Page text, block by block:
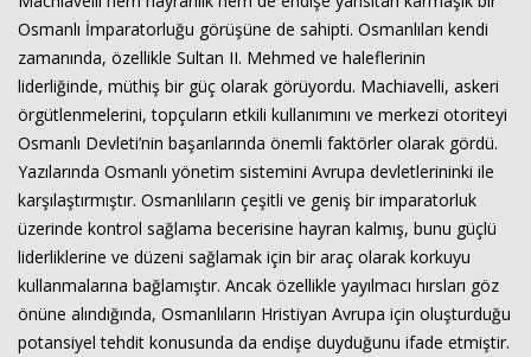
Osmanlı İmparatorluğu görüşüne de sahipti. Osmanlıları kendi
zamanında, özellikle Sultan II. Mehmed ve haleflerinin
liderliğinde, müthiş bir güç olarak görüyordu. Machiavelli, askeri
örgütlenmelerini, topçuların etkili kullanımını ve merkezi otoriteyi
Osmanlı Devleti’nin başarılarında önemli faktörler olarak gördü.
Yazılarında Osmanlı yönetim sistemini Avrupa devletlerininki ile
karşılaştırmıştır. Osmanlıların çeşitli ve geniş bir imparatorluk
üzerinde kontrol sağlama becerisine hayran kalmış, bunu güçlü
liderliklerine ve düzeni sağlamak için bir araç olarak korkuyu
kullanmalarına bağlamıştır. Ancak özellikle yayılmacı hırsları göz
önüne alındığında, Osmanlıların Hristiyan Avrupa için oluşturduğu
potansiyel tehdit konusunda da endişe duyduğunu ifade etmiştir.